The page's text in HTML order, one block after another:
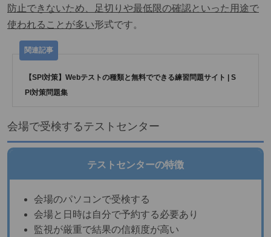
防止できないため、足切りや最低限の確認といった用途で
使われることが多い形式です。
【SPI対策】Webテストの種類と無料でできる練習問題サイト | S
PI対策問題集
会場で受検するテストセンター
テストセンターの特徴
会場のパソコンで受検する
会場と日時は自分で予約する必要あり
監視が厳重で結果の信頼度が高い